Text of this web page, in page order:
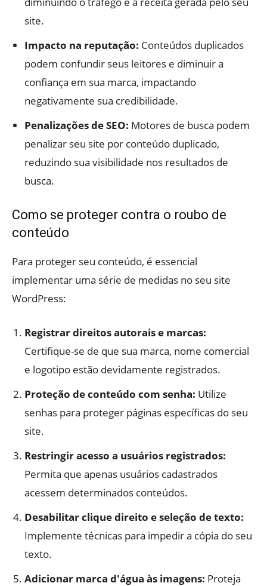
site.
Impacto na reputação: Conteúdos duplicados
podem confundir seus leitores e diminuir a
confiança em sua marca, impactando
negativamente sua credibilidade.
Penalizações de SEO: Motores de busca podem
penalizar seu site por conteúdo duplicado,
reduzindo sua visibilidade nos resultados de
busca.
Como se proteger contra o roubo de
conteúdo
Para proteger seu conteúdo, é essencial
implementar uma série de medidas no seu site
WordPress:
Registrar direitos autorais e marcas:
Certifique-se de que sua marca, nome comercial
e logotipo estão devidamente registrados.
Proteção de conteúdo com senha: Utilize
senhas para proteger páginas específicas do seu
site.
Restringir acesso a usuários registrados:
Permita que apenas usuários cadastrados
acessem determinados conteúdos.
Desabilitar clique direito e seleção de texto:
Implemente técnicas para impedir a cópia do seu
texto.
Adicionar marca d'água às imagens: Proteja